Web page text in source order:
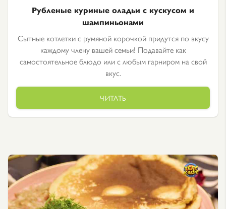
Рубленые куриные оладьи с кускусом и
шампиньонами
Сытные котлетки с румяной корочкой придутся по вкусу
каждому члену вашей семьи! Подавайте как
самостоятельное блюдо или с любым гарниром на свой
вкус.
ЧИТАТЬ